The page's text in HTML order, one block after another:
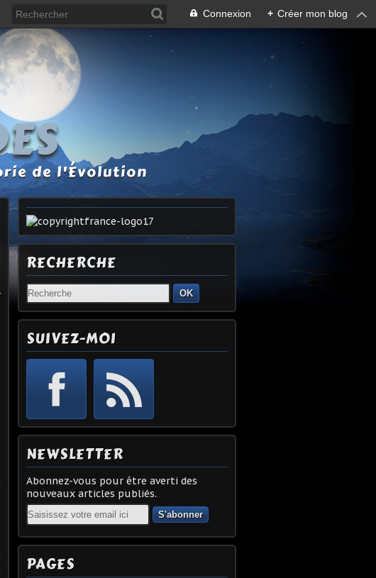
Connexion + Créer mon blog
de l'Évolution
RECHERCHE
OK
SUIVEZ-MOI
NEWSLETTER
Abonnez-vous pour être averti des
nouveaux articles publiés.
Email
PAGES